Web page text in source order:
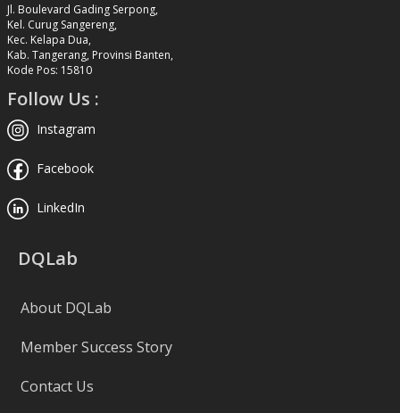
Jl. Boulevard Gading Serpong,
Kel. Curug Sangereng,
Kec. Kelapa Dua,
Kab. Tangerang, Provinsi Banten,
Kode Pos: 15810
Follow Us :
Instagram
Facebook
LinkedIn
DQLab
About DQLab
Member Success Story
Contact Us